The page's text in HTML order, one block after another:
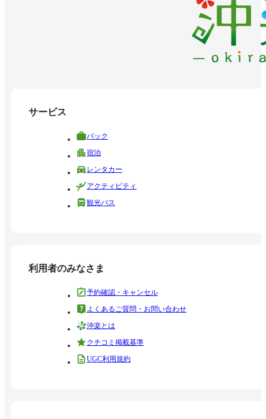
サービス
パック
宿泊
レンタカー
アクティビティ
観光バス
利用者のみなさま
予約確認・キャンセル
よくあるご質問・お問い合わせ
沖楽とは
クチコミ掲載基準
UGC利用規約